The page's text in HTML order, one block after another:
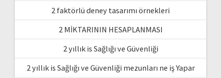
2 faktörlü deney tasarımı örnekleri
2 MİKTARININ HESAPLANMASI
2 yıllık is Sağlığı ve Güvenliği
2 yıllık is Sağlığı ve Güvenliği mezunları ne iş Yapar